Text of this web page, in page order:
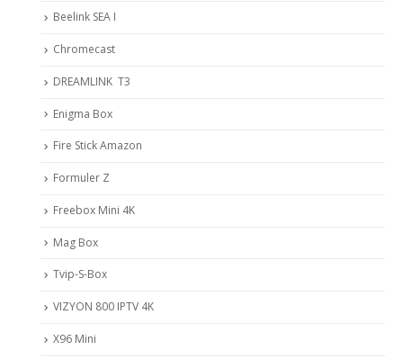
Beelink SEA I
Chromecast
DREAMLINK T3
Enigma Box
Fire Stick Amazon
Formuler Z
Freebox Mini 4K
Mag Box
Tvip-S-Box
VIZYON 800 IPTV 4K
X96 Mini